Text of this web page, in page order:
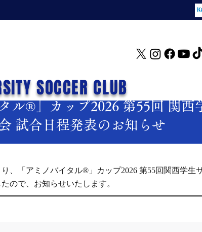
SOCCER CLUB
ル®」カップ2026 第55回 関西
試合日程発表のお知らせ
、「アミノバイタル®」カップ2026 第55回関西学生
ので、お知らせいたします。